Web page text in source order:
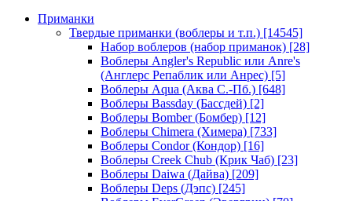
Приманки
Твердые приманки (воблеры и т.п.) [14545]
Набор воблеров (набор приманок) [28]
Воблеры Angler's Republic или Anre's
(Англерс Репаблик или Анрес) [5]
Воблеры Aqua (Аква С.-Пб.) [648]
Воблеры Bassday (Бассдей) [2]
Воблеры Bomber (Бомбер) [12]
Воблеры Chimera (Химера) [733]
Воблеры Condor (Кондор) [16]
Воблеры Creek Chub (Крик Чаб) [23]
Воблеры Daiwa (Дайва) [209]
Воблеры Deps (Дэпс) [245]